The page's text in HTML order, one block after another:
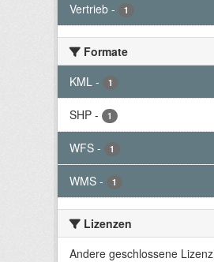
Vertrieb - 1
Formate
KML - 1
SHP - 1
WFS - 1
WMS - 1
Lizenzen
Andere geschlossene Lizenz